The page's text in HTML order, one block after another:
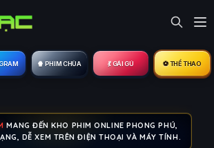
🍿 PHIM CHÙA 💃 GÁI GÚ ⚽ THỂ THAO
MANG ĐẾN KHO PHIM ONLINE PHONG PHÚ,
DỄ XEM TRÊN ĐIỆN THOẠI VÀ MÁY TÍNH.